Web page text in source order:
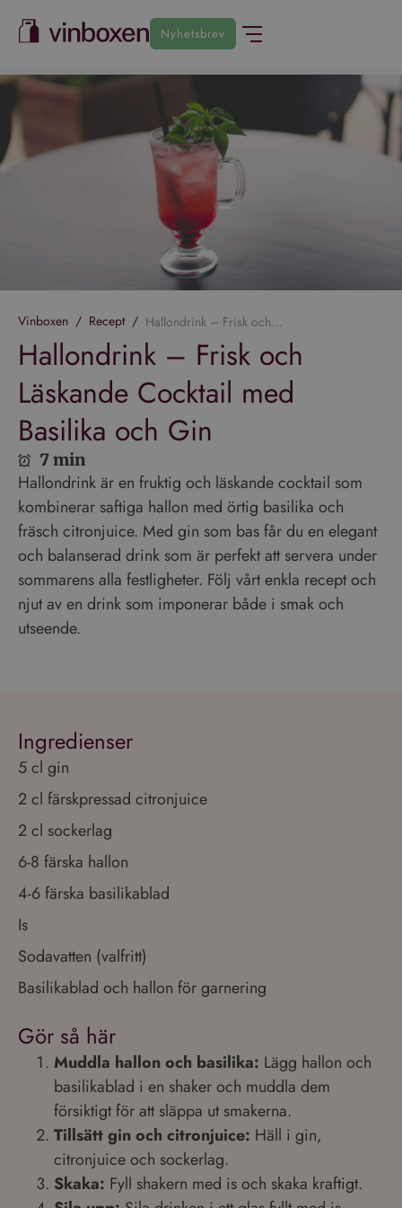
Nyhetsbrev
Vinboxen / Recept / Hallondrink – Frisk och Läskande Cocktail med Basilika och Gin
Hallondrink – Frisk och
Läskande Cocktail med
Basilika och Gin
7 min
Hallondrink är en fruktig och läskande cocktail som
kombinerar saftiga hallon med örtig basilika och
fräsch citronjuice. Med gin som bas får du en elegant
och balanserad drink som är perfekt att servera under
sommarens alla festligheter. Följ vårt enkla recept och
njut av en drink som imponerar både i smak och
utseende.
Ingredienser
5 cl gin
2 cl färskpressad citronjuice
2 cl sockerlag
6-8 färska hallon
4-6 färska basilikablad
Is
Sodavatten (valfritt)
Basilikablad och hallon för garnering
Gör så här
Muddla hallon och basilika: Lägg hallon och
basilikablad i en shaker och muddla dem
försiktigt för att släppa ut smakerna.
Tillsätt gin och citronjuice: Häll i gin,
citronjuice och sockerlag.
Skaka: Fyll shakern med is och skaka kraftigt.